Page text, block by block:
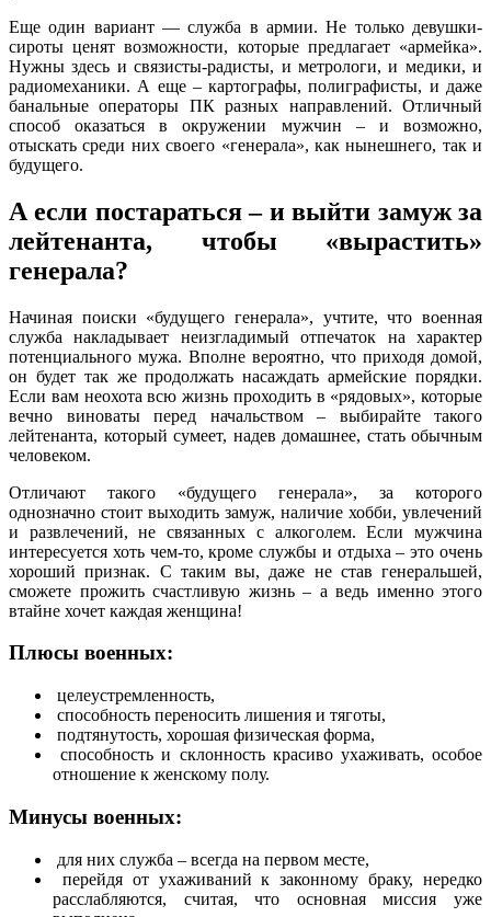
Еще один вариант — служба в армии. Не только девушки-
сироты ценят возможности, которые предлагает «армейка».
Нужны здесь и связисты-радисты, и метрологи, и медики, и
радиомеханики. А еще – картографы, полиграфисты, и даже
банальные операторы ПК разных направлений. Отличный
способ оказаться в окружении мужчин – и возможно,
отыскать среди них своего «генерала», как нынешнего, так и
будущего.
А если постараться – и выйти замуж за
лейтенанта, чтобы «вырастить»
генерала?
Начиная поиски «будущего генерала», учтите, что военная
служба накладывает неизгладимый отпечаток на характер
потенциального мужа. Вполне вероятно, что приходя домой,
он будет так же продолжать насаждать армейские порядки.
Если вам неохота всю жизнь проходить в «рядовых», которые
вечно виноваты перед начальством – выбирайте такого
лейтенанта, который сумеет, надев домашнее, стать обычным
человеком.
Отличают такого «будущего генерала», за которого
однозначно стоит выходить замуж, наличие хобби, увлечений
и развлечений, не связанных с алкоголем. Если мужчина
интересуется хоть чем-то, кроме службы и отдыха – это очень
хороший признак. С таким вы, даже не став генеральшей,
сможете прожить счастливую жизнь – а ведь именно этого
втайне хочет каждая женщина!
Плюсы военных:
целеустремленность,
способность переносить лишения и тяготы,
подтянутость, хорошая физическая форма,
способность и склонность красиво ухаживать, особое
отношение к женскому полу.
Минусы военных:
для них служба – всегда на первом месте,
перейдя от ухаживаний к законному браку, нередко
расслабляются, считая, что основная миссия уже